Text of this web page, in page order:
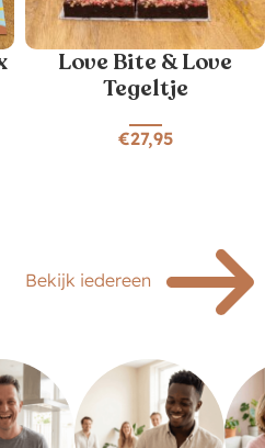
Love Bite & Love
Tegeltje
€27,95
Bekijk iedereen